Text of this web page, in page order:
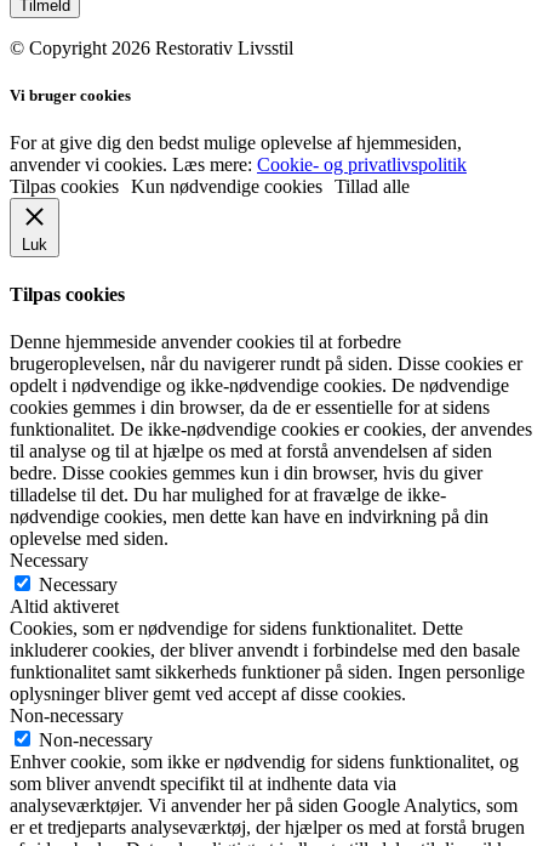
© Copyright 2026 Restorativ Livsstil
Vi bruger cookies
For at give dig den bedst mulige oplevelse af hjemmesiden,
anvender vi cookies. Læs mere: Cookie- og privatlivspolitik
Tilpas cookies Kun nødvendige cookies Tillad alle
Luk
Tilpas cookies
Denne hjemmeside anvender cookies til at forbedre
brugeroplevelsen, når du navigerer rundt på siden. Disse cookies er
opdelt i nødvendige og ikke-nødvendige cookies. De nødvendige
cookies gemmes i din browser, da de er essentielle for at sidens
funktionalitet. De ikke-nødvendige cookies er cookies, der anvendes
til analyse og til at hjælpe os med at forstå anvendelsen af siden
bedre. Disse cookies gemmes kun i din browser, hvis du giver
tilladelse til det. Du har mulighed for at fravælge de ikke-
nødvendige cookies, men dette kan have en indvirkning på din
oplevelse med siden.
Necessary
Necessary
Altid aktiveret
Cookies, som er nødvendige for sidens funktionalitet. Dette
inkluderer cookies, der bliver anvendt i forbindelse med den basale
funktionalitet samt sikkerheds funktioner på siden. Ingen personlige
oplysninger bliver gemt ved accept af disse cookies.
Non-necessary
Non-necessary
Enhver cookie, som ikke er nødvendig for sidens funktionalitet, og
som bliver anvendt specifikt til at indhente data via
analyseværktøjer. Vi anvender her på siden Google Analytics, som
er et tredjeparts analyseværktøj, der hjælper os med at forstå brugen